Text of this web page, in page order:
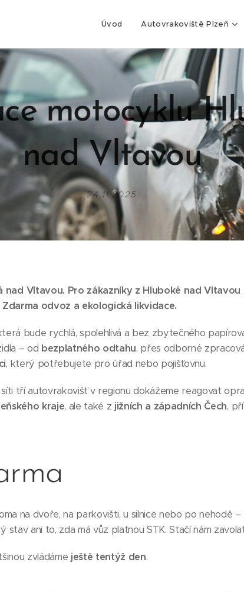
Úvod Autovrakoviště Plzeň
motocyklu
nad Vltavou
24.11.2025
nad Vltavou. Pro zákazníky z Hluboké nad Vltavou
Zdarma odvoz a ekologická likvidace.
bude rychlá, spolehlivá a bez zbytečného
– od bezplatného odtahu, přes odborné
, který potřebujete pro úřad nebo pojišťovnu.
tří autovrakovišť v regionu dokážeme reagovat
kraje, ale také z jižních a západních Čech,
na dvoře, na parkovišti, u silnice nebo po nehodě –
stav ani to, zda má vůz platnou STK. Stačí nám
zvládáme ještě tentýž den.